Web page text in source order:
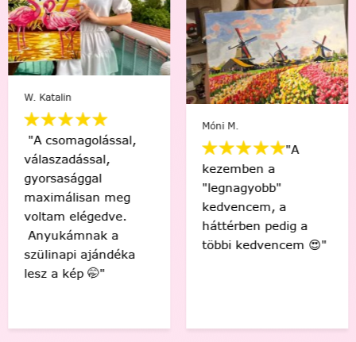
W. Katalin
"A csomagolással,
válaszadással,
gyorsasággal
maximálisan meg
voltam elégedve.
Anyukámnak a
szülinapi ajándéka
lesz a kép 🤭"
Móni M.
"A
kezemben a
"legnagyobb"
kedvencem, a
háttérben pedig a
többi kedvencem 😍"